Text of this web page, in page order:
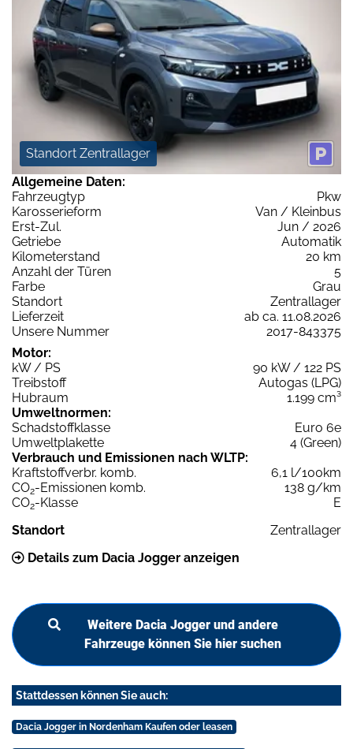
Standort Zentrallager
Allgemeine Daten:
Fahrzeugtyp
Pkw
Karosserieform
Van / Kleinbus
Erst-Zul.
Jun / 2026
Getriebe
Automatik
Kilometerstand
20 km
Anzahl der Türen
5
Farbe
Grau
Standort
Zentrallager
Lieferzeit
ab ca. 11.08.2026
Unsere Nummer
2017-843375
Motor:
kW / PS
90 kW / 122 PS
Treibstoff
Autogas (LPG)
Hubraum
1.199 cm³
Umweltnormen:
Schadstoffklasse
Euro 6e
Umweltplakette
4 (Green)
Verbrauch und Emissionen nach WLTP:
Kraftstoffverbr. komb.
6,1 l/100km
CO2-Emissionen komb.
138 g/km
CO2-Klasse
E
Standort
Zentrallager
Details zum Dacia Jogger anzeigen
Weitere Dacia Jogger und andere
Fahrzeuge können Sie hier suchen
Stattdessen können Sie auch:
Dacia Jogger in Nordenham Kaufen oder leasen